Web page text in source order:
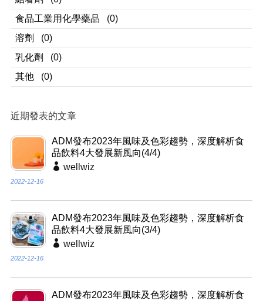
食品工業用化學藥品
(0)
溶劑
(0)
乳化劑
(0)
其他
(0)
近期發表的文章
ADM發布2023年風味及色彩趨勢，深度解析食
品飲料4大發展新風向(4/4)
wellwiz
2022-12-16
ADM發布2023年風味及色彩趨勢，深度解析食
品飲料4大發展新風向(3/4)
wellwiz
2022-12-16
ADM發布2023年風味及色彩趨勢，深度解析食